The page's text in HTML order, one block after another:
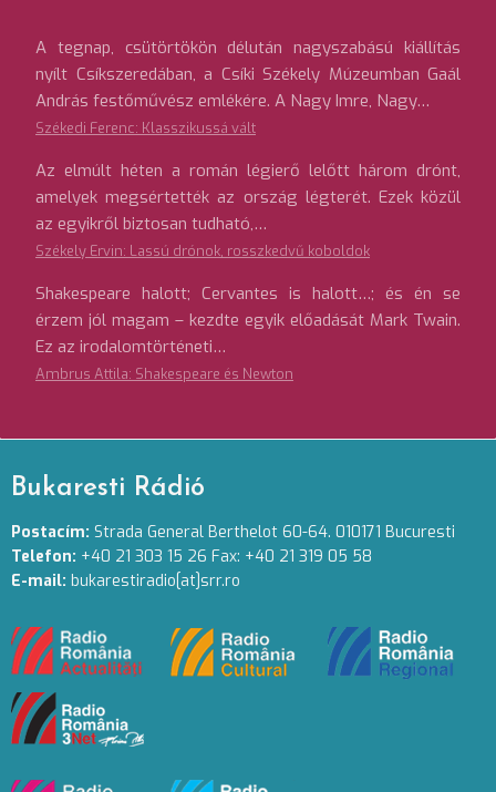
A tegnap, csütörtökön délután nagyszabású kiállítás
nyílt Csíkszeredában, a Csíki Székely Múzeumban Gaál
András festőművész emlékére. A Nagy Imre, Nagy…
Székedi Ferenc: Klasszikussá vált
Az elmúlt héten a román légierő lelőtt három drónt,
amelyek megsértették az ország légterét. Ezek közül
az egyikről biztosan tudható,…
Székely Ervin: Lassú drónok, rosszkedvű koboldok
Shakespeare halott; Cervantes is halott…; és én se
érzem jól magam – kezdte egyik előadását Mark Twain.
Ez az irodalomtörténeti…
Ambrus Attila: Shakespeare és Newton
Bukaresti Rádió
Postacím: Strada General Berthelot 60-64. 010171 Bucuresti
Telefon: +40 21 303 15 26 Fax: +40 21 319 05 58
E-mail: bukarestiradio[at]srr.ro